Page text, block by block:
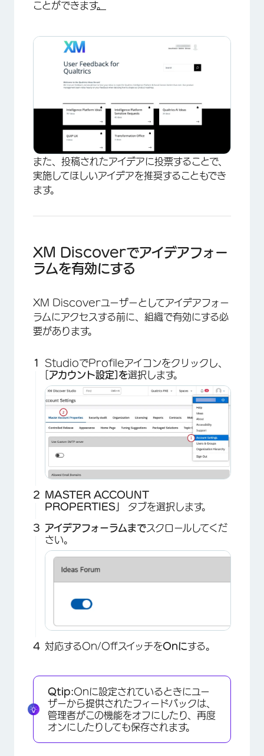
ことができます。
また、投稿されたアイデアに投票することで、
実施してほしいアイデアを推奨することもでき
ます。
XM Discoverでアイデアフォー
ラムを有効にする
XM Discoverユーザーとしてアイデアフォー
ラムにアクセスする前に、組織で有効にする必
要があります。
StudioでProfileアイコンをクリックし、
アカウント設定]を選択します。
×
MASTER ACCOUNT
PROPERTIES」 タブを選択します。
アイデアフォーラムまでスクロールしてくだ
さい。
対応するOn/OffスイッチをOnにする。
Qtip:Onに設定されているときにユー
ザーから提供されたフィードバックは、
管理者がこの機能をオフにしたり、再度
オンにしたりしても保存されます。